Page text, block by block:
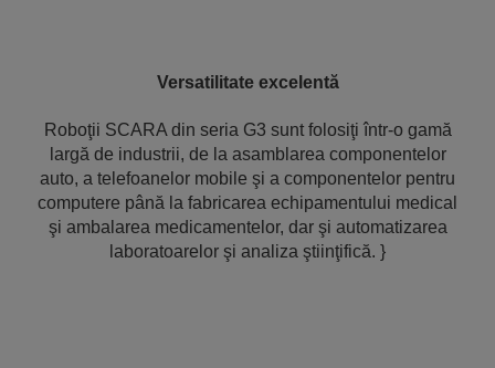
Versatilitate excelentă
Roboţii SCARA din seria G3 sunt folosiţi într-o gamă
largă de industrii, de la asamblarea componentelor
auto, a telefoanelor mobile şi a componentelor pentru
computere până la fabricarea echipamentului medical
şi ambalarea medicamentelor, dar şi automatizarea
laboratoarelor şi analiza ştiinţifică. }